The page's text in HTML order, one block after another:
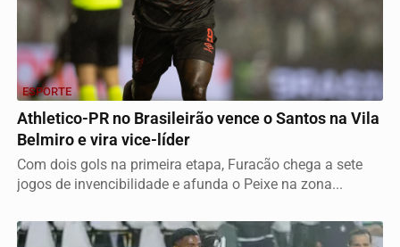
ESPORTE
Athletico-PR no Brasileirão vence o Santos na Vila
Belmiro e vira vice-líder
Com dois gols na primeira etapa, Furacão chega a sete
jogos de invencibilidade e afunda o Peixe na zona...